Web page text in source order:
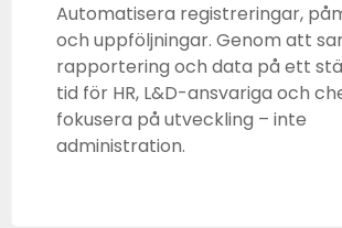
Automatisera registreringar,
och uppföljningar. Genom att
rapportering och data på ett
tid för HR, L&D-ansvariga och
fokusera på utveckling – inte
administration.